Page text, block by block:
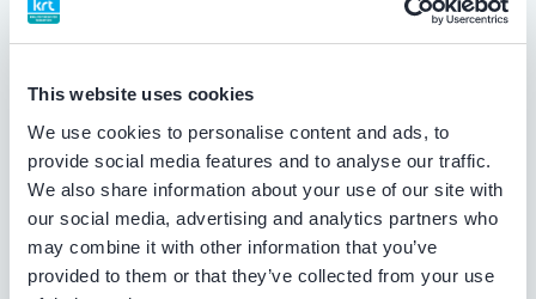
This website uses cookies
We use cookies to personalise content and ads, to
provide social media features and to analyse our traffic.
We also share information about your use of our site with
our social media, advertising and analytics partners who
may combine it with other information that you’ve
provided to them or that they’ve collected from your use
Praktijk website
Jordan Ordaz, C.A.
Meer informatie tandarts